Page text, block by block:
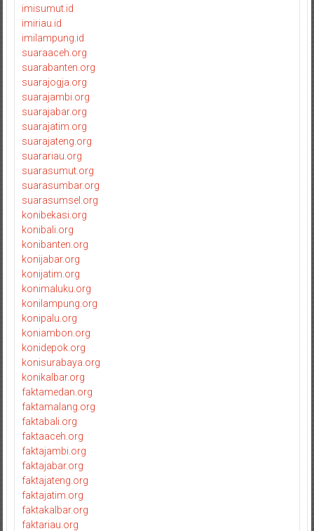
imisumut.id
imiriau.id
imilampung.id
suaraaceh.org
suarabanten.org
suarajogja.org
suarajambi.org
suarajabar.org
suarajatim.org
suarajateng.org
suarariau.org
suarasumut.org
suarasumbar.org
suarasumsel.org
konibekasi.org
konibali.org
konibanten.org
konijabar.org
konijatim.org
konimaluku.org
konilampung.org
konipalu.org
koniambon.org
konidepok.org
konisurabaya.org
konikalbar.org
faktamedan.org
faktamalang.org
faktabali.org
faktaaceh.org
faktajambi.org
faktajabar.org
faktajateng.org
faktajatim.org
faktakalbar.org
faktariau.org